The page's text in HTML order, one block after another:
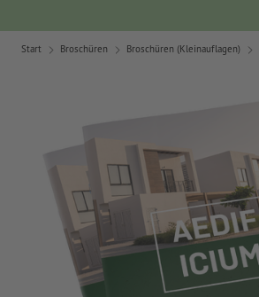
Start Broschüren Broschüren (Kleinauflagen)